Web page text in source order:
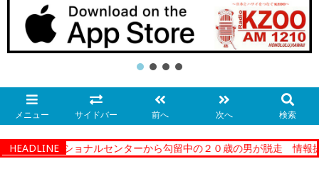
メニュー サイドバー 前へ 次へ 検索
HEADLINE
ーコレクショナルセンターから勾留中の２０歳の男が脱走 情報提